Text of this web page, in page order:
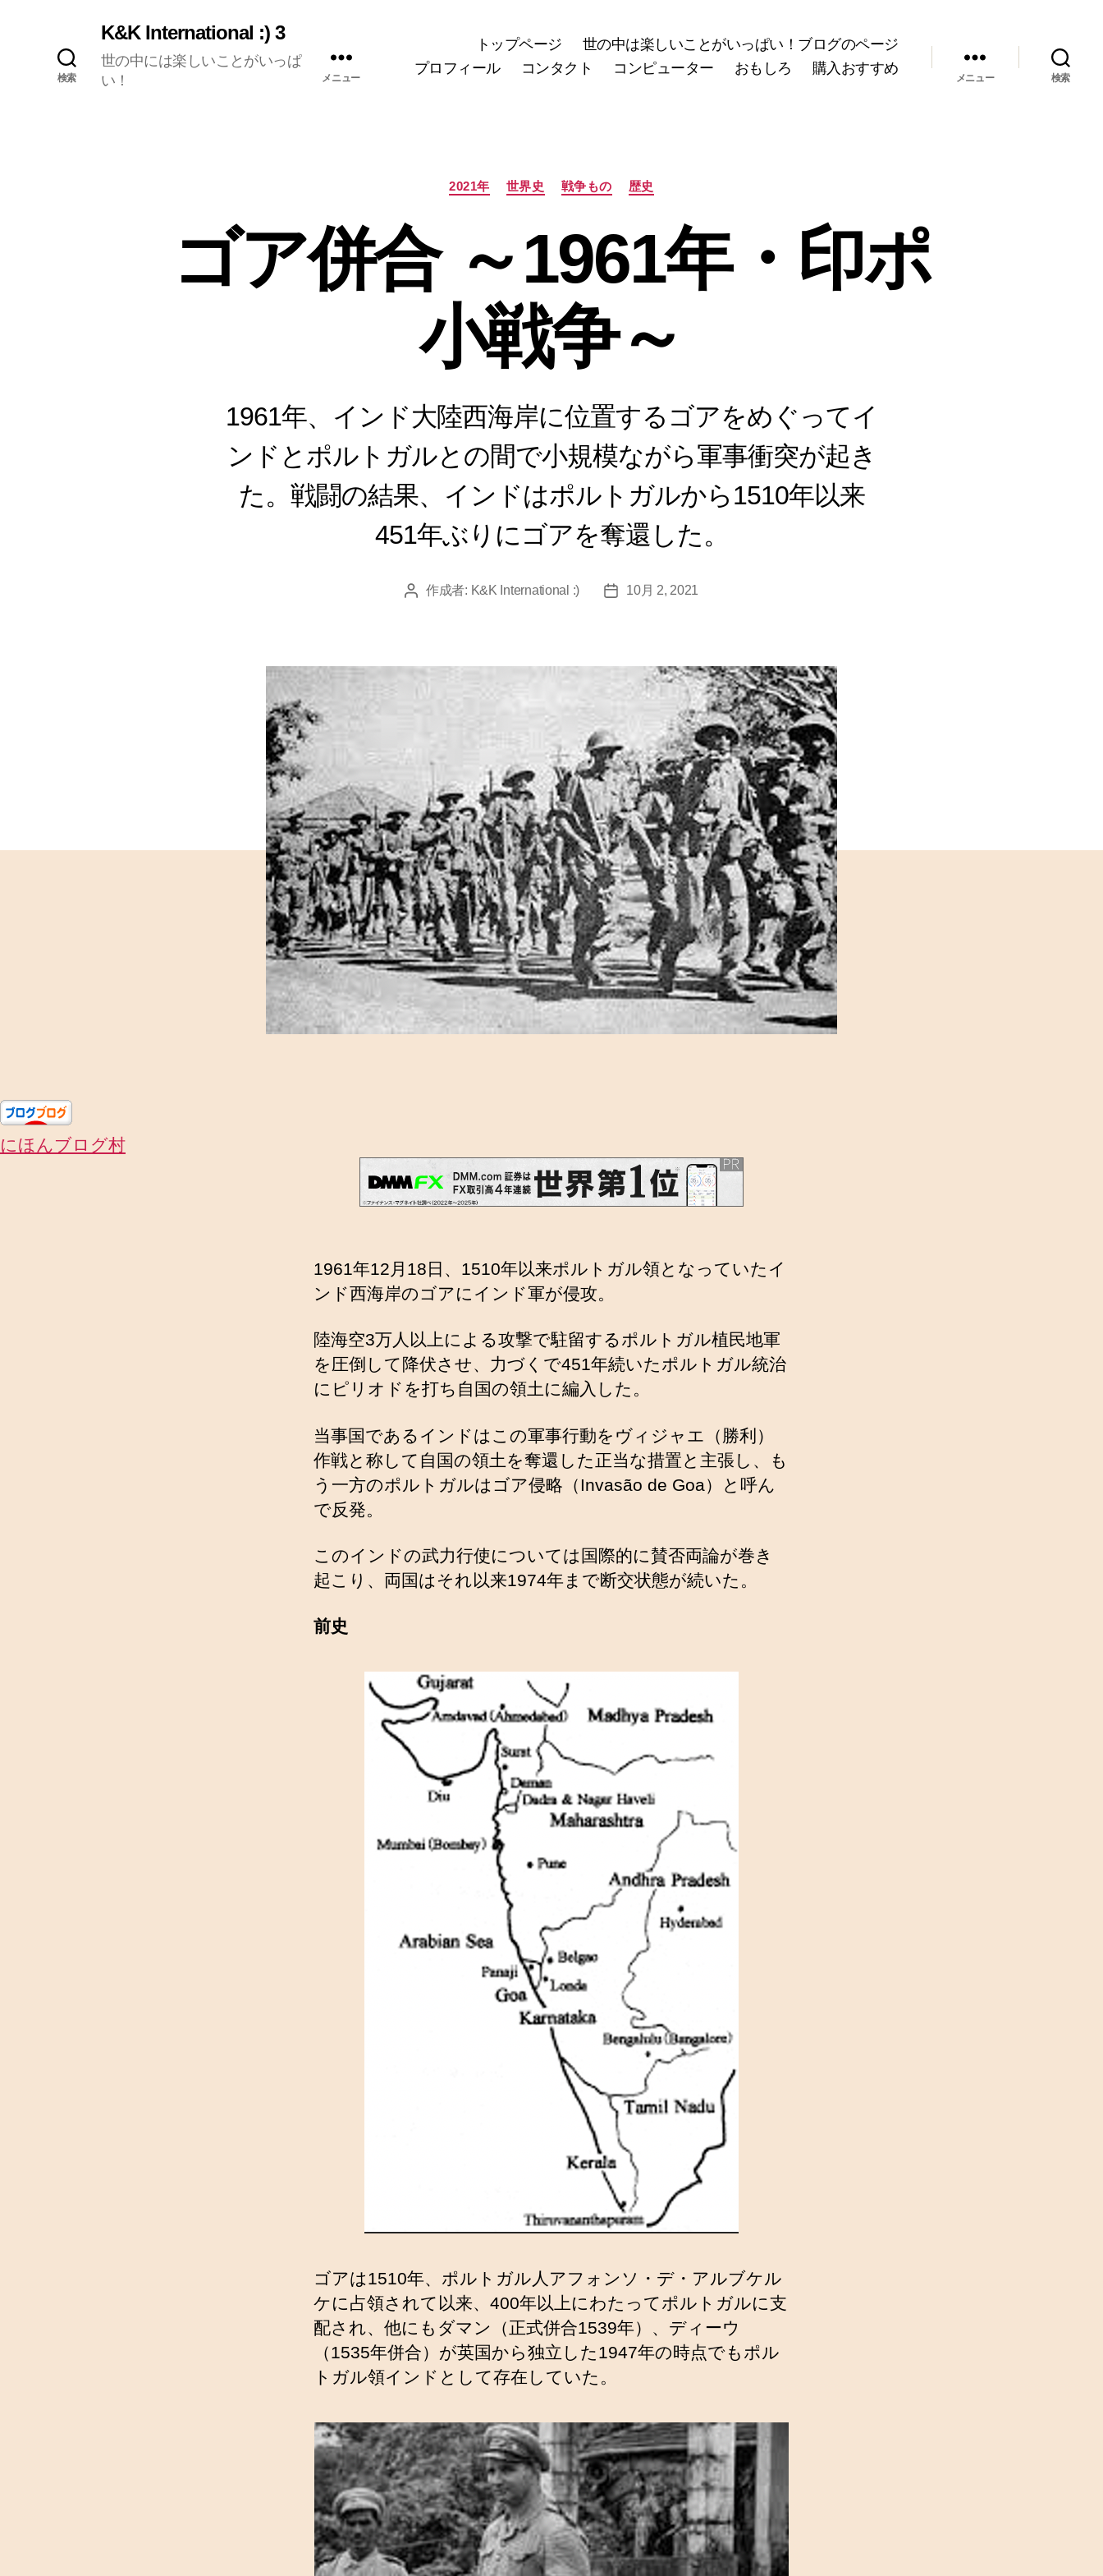
検索
K&K International :) 3
世の中には楽しいことがいっぱ
い！
メニュー
トップページ
世の中は楽しいことがいっぱい！ブログのページ
プロフィール
コンタクト コンピューター おもしろ 購入おすすめ
メニュー 検索
カ
テ
リ
ー
2021年 世界史 戦争もの 歴史
ゴア併合 ～1961年・印ポ
小戦争～
1961年、インド大陸西海岸に位置するゴアをめぐってイ
ンドとポルトガルとの間で小規模ながら軍事衝突が起き
た。戦闘の結果、インドはポルトガルから1510年以来
451年ぶりにゴアを奪還した。
投 作成者: K&K International :)
投
10月 2, 2021
にほんブログ村
1961年12月18日、1510年以来ポルトガル領となっていたイ
ンド西海岸のゴアにインド軍が侵攻。
陸海空3万人以上による攻撃で駐留するポルトガル植民地軍
を圧倒して降伏させ、力づくで451年続いたポルトガル統治
にピリオドを打ち自国の領土に編入した。
当事国であるインドはこの軍事行動をヴィジャエ（勝利）
作戦と称して自国の領土を奪還した正当な措置と主張し、も
う一方のポルトガルはゴア侵略（Invasão de Goa）と呼ん
で反発。
このインドの武力行使については国際的に賛否両論が巻き
起こり、両国はそれ以来1974年まで断交状態が続いた。
前史
ゴアは1510年、ポルトガル人アフォンソ・デ・アルブケル
ケに占領されて以来、400年以上にわたってポルトガルに支
配され、他にもダマン（正式併合1539年）、ディーウ
（1535年併合）が英国から独立した1947年の時点でもポル
トガル領インドとして存在していた。